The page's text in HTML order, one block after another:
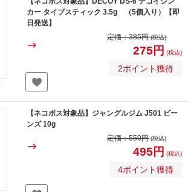
カー タイプスティック 3.5g （5個入り）【即
日発送】
定価：385円(税込)
275円 (税込)
2ポイント獲得
【ネコポス対象品】ジャングルジム J501 ビー
ンズ 10g
定価：550円(税込)
495円 (税込)
4ポイント獲得